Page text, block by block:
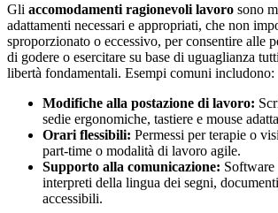
Gli accomodamenti ragionevoli lavoro sono
adattamenti necessari e appropriati, che non
sproporzionato o eccessivo, per consentire alle
di godere o esercitare su base di uguaglianza
libertà fondamentali. Esempi comuni includono:
Modifiche alla postazione di lavoro:
sedie ergonomiche, tastiere e mouse
Orari flessibili: Permessi per terapie o
part-time o modalità di lavoro agile.
Supporto alla comunicazione: Software
interpreti della lingua dei segni,
accessibili.